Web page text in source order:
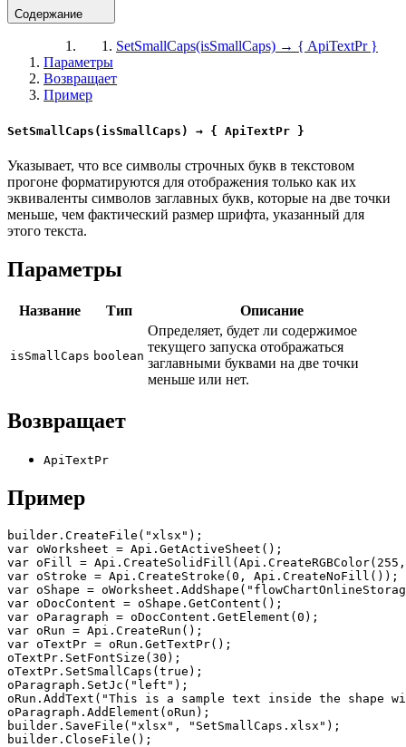
Содержание
SetSmallCaps(isSmallCaps) → { ApiTextPr }
Параметры
Возвращает
Пример
SetSmallCaps(isSmallCaps) → { ApiTextPr }
Указывает, что все символы строчных букв в текстовом
прогоне форматируются для отображения только как их
эквиваленты символов заглавных букв, которые на две точки
меньше, чем фактический размер шрифта, указанный для
этого текста.
Параметры
Название Тип Описание
isSmallCaps boolean
Определяет, будет ли содержимое
текущего запуска отображаться
заглавными буквами на две точки
меньше или нет.
Возвращает
ApiTextPr
Пример
builder.CreateFile("xlsx");
var oWorksheet = Api.GetActiveSheet();
var oFill =
var oStroke = Api.CreateStroke(0, Api.CreateNoFill());
var oShape =
var oDocContent = oShape.GetContent();
var oParagraph = oDocContent.GetElement(0);
var oRun = Api.CreateRun();
var oTextPr = oRun.GetTextPr();
oTextPr.SetFontSize(30);
oTextPr.SetSmallCaps(true);
oParagraph.SetJc("left");
oRun.AddText("This is a sample text inside the
oParagraph.AddElement(oRun);
builder.SaveFile("xlsx", "SetSmallCaps.xlsx");
builder.CloseFile();